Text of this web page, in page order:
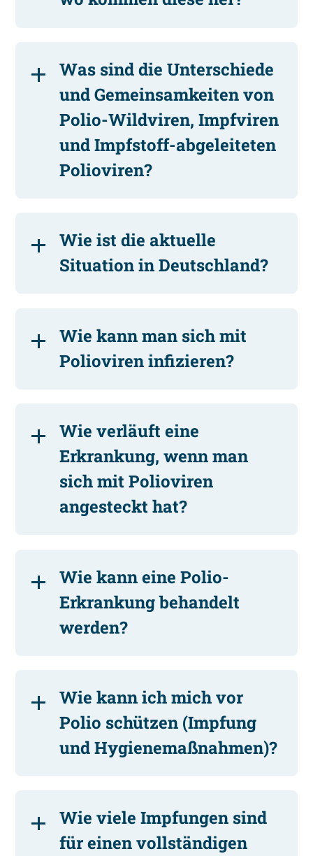
Was sind die Unterschiede
und Gemeinsamkeiten von
Polio-Wildviren, Impfviren
und Impfstoff-abgeleiteten
Polioviren?
Wie ist die aktuelle
Situation in Deutschland?
Wie kann man sich mit
Polioviren infizieren?
Wie verläuft eine
Erkrankung, wenn man
sich mit Polioviren
angesteckt hat?
Wie kann eine Polio-
Erkrankung behandelt
werden?
Wie kann ich mich vor
Polio schützen (Impfung
und Hygienemaßnahmen)?
Wie viele Impfungen sind
für einen vollständigen